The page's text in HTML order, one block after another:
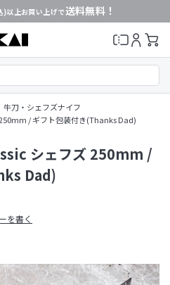
)以上お買い上げで送料無料！
牛刀・シェフズナイフ
/ ギフト包装付き(Thanks Dad)
を書く
シェフズ 250mm /
Dad)